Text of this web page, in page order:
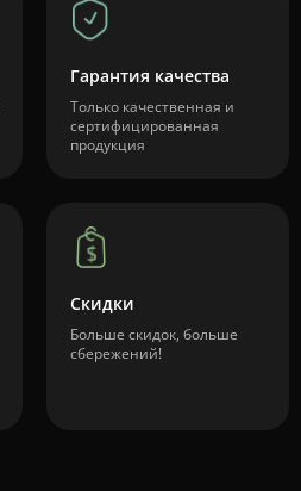
Гарантия качества
Только качественная и
сертифицированная
продукция
Скидки
Больше скидок, больше
сбережений!